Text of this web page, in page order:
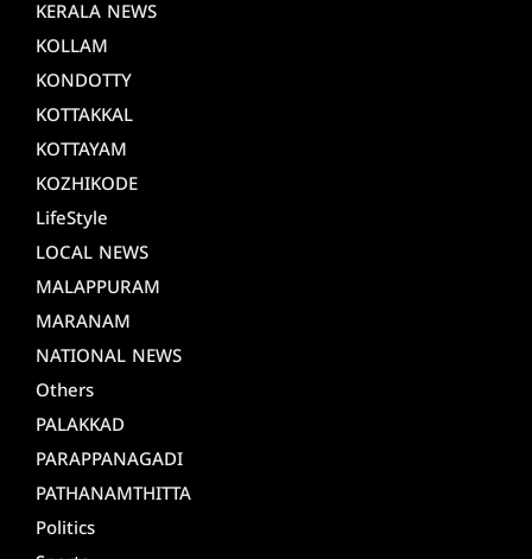
KERALA NEWS
KOLLAM
KONDOTTY
KOTTAKKAL
KOTTAYAM
KOZHIKODE
LifeStyle
LOCAL NEWS
MALAPPURAM
MARANAM
NATIONAL NEWS
Others
PALAKKAD
PARAPPANAGADI
PATHANAMTHITTA
Politics